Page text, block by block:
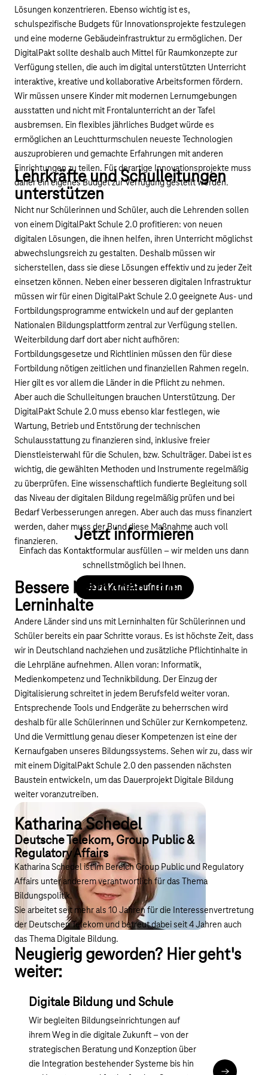
Lösungen konzentrieren. Ebenso wichtig ist es,
schulspezifische Budgets für Innovationsprojekte festzulegen
und eine moderne Gebäudeinfrastruktur zu ermöglichen. Der
DigitalPakt sollte deshalb auch Mittel für Raumkonzepte zur
Verfügung stellen, die auch im digital unterstützten Unterricht
interaktive, kreative und kollaborative Arbeitsformen fördern.
Wir müssen unsere Kinder mit modernen Lernumgebungen
ausstatten und nicht mit Frontalunterricht an der Tafel
ausbremsen. Ein flexibles jährliches Budget würde es
ermöglichen an Leuchtturmschulen neueste Technologien
auszuprobieren und gemachte Erfahrungen mit anderen
Einrichtungen zu teilen. Für derartige Innovationsprojekte muss
daher ein eigenes Budget zur Verfügung gestellt werden.
Lehrkräfte und Schulleitungen
unterstützen
Nicht nur Schülerinnen und Schüler, auch die Lehrenden sollen
von einem DigitalPakt Schule 2.0 profitieren: von neuen
digitalen Lösungen, die ihnen helfen, ihren Unterricht möglichst
abwechslungsreich zu gestalten. Deshalb müssen wir
sicherstellen, dass sie diese Lösungen effektiv und zu jeder Zeit
einsetzen können. Neben einer besseren digitalen Infrastruktur
müssen wir für einen DigitalPakt Schule 2.0 geeignete Aus- und
Fortbildungsprogramme entwickeln und auf der geplanten
Nationalen Bildungsplattform zentral zur Verfügung stellen.
Weiterbildung darf dort aber nicht aufhören:
Fortbildungsgesetze und Richtlinien müssen den für diese
Fortbildung nötigen zeitlichen und finanziellen Rahmen regeln.
Hier gilt es vor allem die Länder in die Pflicht zu nehmen.
Aber auch die Schulleitungen brauchen Unterstützung. Der
DigitalPakt Schule 2.0 muss ebenso klar festlegen, wie
Wartung, Betrieb und Entstörung der technischen
Schulausstattung zu finanzieren sind, inklusive freier
Dienstleisterwahl für die Schulen, bzw. Schulträger. Dabei ist es
wichtig, die gewählten Methoden und Instrumente regelmäßig
zu überprüfen. Eine wissenschaftlich fundierte Begleitung soll
das Niveau der digitalen Bildung regelmäßig prüfen und bei
Bedarf Verbesserungen anregen. Aber auch das muss finanziert
werden, daher muss der Bund diese Maßnahme auch voll
finanzieren.
Jetzt informieren
Einfach das Kontaktformular ausfüllen – wir melden uns dann
schnellstmöglich bei Ihnen.
Jetzt Kontakt aufnehmen
Bessere Methoden und
Lerninhalte
Andere Länder sind uns mit Lerninhalten für Schülerinnen und
Schüler bereits ein paar Schritte voraus. Es ist höchste Zeit, dass
wir in Deutschland nachziehen und zusätzliche Pflichtinhalte in
die Lehrpläne aufnehmen. Allen voran: Informatik,
Medienkompetenz und Technikbildung. Der Einzug der
Digitalisierung schreitet in jedem Berufsfeld weiter voran.
Entsprechende Tools und Endgeräte zu beherrschen wird
deshalb für alle Schülerinnen und Schüler zur Kernkompetenz.
Und die Vermittlung genau dieser Kompetenzen ist eine der
Kernaufgaben unseres Bildungssystems. Sehen wir zu, dass wir
mit einem DigitalPakt Schule 2.0 den passenden nächsten
Baustein entwickeln, um das Dauerprojekt Digitale Bildung
weiter voranzutreiben.
Katharina Schedel
Deutsche Telekom, Group Public &
Regulatory Affairs
Katharina Schedel ist im Bereich Group Public und Regulatory
Affairs unter anderem verantwortlich für das Thema
Bildungspolitik.
Sie arbeitet seit mehr als 10 Jahren für die Interessenvertretung
der Deutschen Telekom und betreut dabei seit 4 Jahren auch
das Thema Digitale Bildung.
Neugierig geworden? Hier geht's
weiter:
Digitale Bildung und Schule
Wir begleiten Bildungseinrichtungen auf
ihrem Weg in die digitale Zukunft – von der
strategischen Beratung und Konzeption über
die Integration bestehender Systeme bis hin